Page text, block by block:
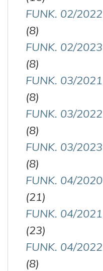
FUNK. 02/2022
(8)
FUNK. 02/2023
(8)
FUNK. 03/2021
(8)
FUNK. 03/2022
(8)
FUNK. 03/2023
(8)
FUNK. 04/2020
(21)
FUNK. 04/2021
(23)
FUNK. 04/2022
(8)